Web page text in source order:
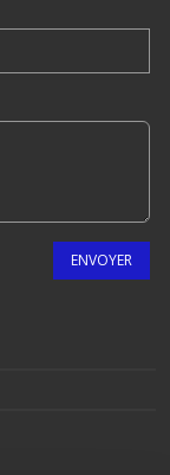
ENVOYER